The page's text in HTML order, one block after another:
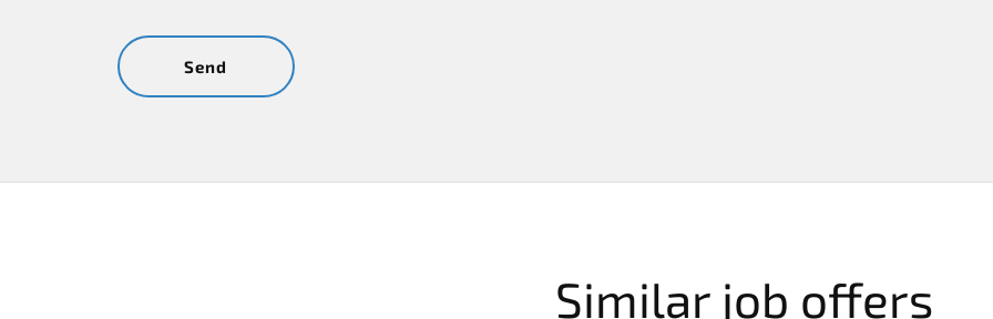
Similar job offers